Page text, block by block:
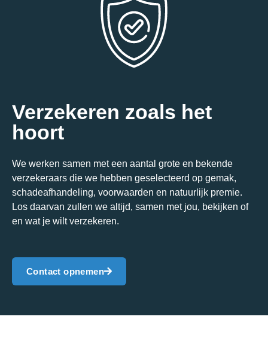
Verzekeren zoals het
hoort
We werken samen met een aantal grote en bekende
verzekeraars die we hebben geselecteerd op gemak,
schadeafhandeling, voorwaarden en natuurlijk premie.
Los daarvan zullen we altijd, samen met jou, bekijken of
en wat je wilt verzekeren.
Contact opnemen